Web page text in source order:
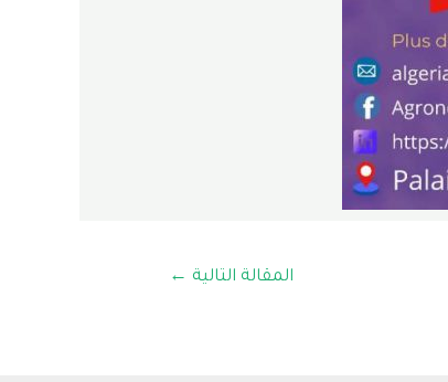
المقالة التالية ←